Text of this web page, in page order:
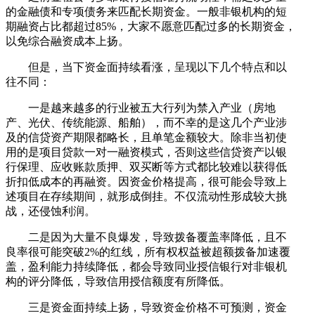
的金融债和专项债务来匹配长期资金。一般非银机构的短
期融资占比都超过85%，大家不愿意匹配过多的长期资金，
以免综合融资成本上扬。
但是，当下资金面持续看涨，呈现以下几个特点和以
往不同：
一是越来越多的行业被五大行列为禁入产业（房地
产、光伏、传统能源、船舶），而不幸的是这几个产业涉
及的信贷资产期限都略长，且单笔金额较大。除非当初使
用的是项目贷款一对一融资模式，否则这些信贷资产以银
行保理、应收账款质押、双买断等方式都比较难以获得低
折扣低成本的再融资。因资金价格提高，很可能会导致上
述项目在存续期间，就形成倒挂。不仅流动性形成较大挑
战，还侵蚀利润。
二是因为大量不良爆发，导致拨备覆盖率降低，且不
良率很可能突破2%的红线，所有权权益被超额拨备加速覆
盖，盈利能力持续降低，都会导致同业授信银行对非银机
构的评分降低，导致信用授信额度有所降低。
三是资金面持续上扬，导致资金价格不可预测，资金